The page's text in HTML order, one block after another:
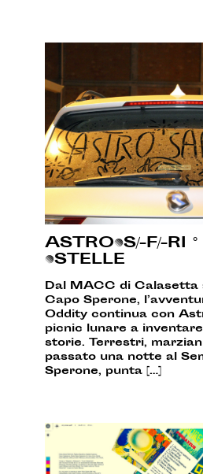
ASTRO•S/-F/-RI
•STELLE
Dal MACC di Calasetta
Capo Sperone,
Oddity continua con
picnic lunare a
storie. Terrestri,
passato una notte al
Sperone, punta […]